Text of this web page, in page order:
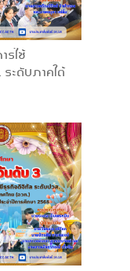
รใช้
ะดับภาคใต้